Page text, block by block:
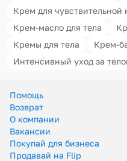
Крем для чувствительной
Крем-масло для тела
Кремы для тела
Крем-
Интенсивный уход за
Помощь
Возврат
О компании
Вакансии
Покупай для бизнеса
Продавай на Flip